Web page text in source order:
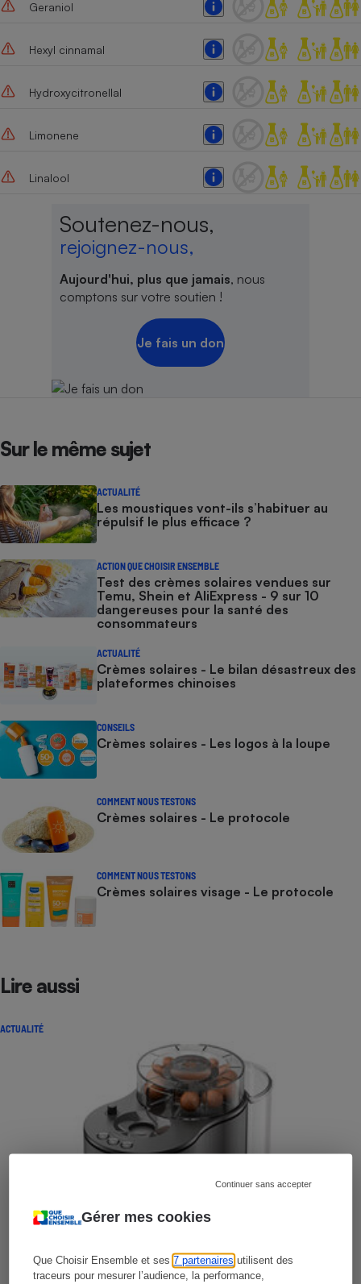
Gérer mes cookies
Que Choisir Ensemble et ses7 partenaires utilisent des
traceurs pour mesurer l’audience, la performance,
Continuer sans accepter
Geraniol
Hexyl cinnamal
Hydroxycitronellal
Limonene
Linalool
Soutenez-nous,
rejoignez-nous,
Aujourd'hui, plus que jamais, nous
comptons sur votre soutien !
Je fais un don
Sur le même sujet
ACTUALITÉ
Les moustiques vont-ils s’habituer au
répulsif le plus efficace ?
ACTION QUE CHOISIR ENSEMBLE
Test des crèmes solaires vendues sur
Temu, Shein et AliExpress - 9 sur 10
dangereuses pour la santé des
consommateurs
ACTUALITÉ
Crèmes solaires - Le bilan désastreux des
plateformes chinoises
CONSEILS
Crèmes solaires - Les logos à la loupe
COMMENT NOUS TESTONS
Crèmes solaires - Le protocole
COMMENT NOUS TESTONS
Crèmes solaires visage - Le protocole
Lire aussi
ACTUALITÉ